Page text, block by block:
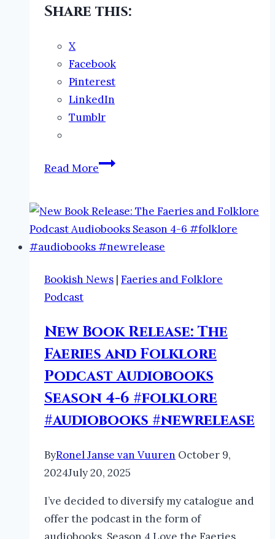
Share this:
X
Facebook
Pinterest
LinkedIn
Tumblr
Read MorePegasus:
of
the
Winged
Bookish News | Faeries and Folklore
Podcast
New Book Release: The
Faeries and Folklore
Podcast Audiobooks
Season 4-6 #folklore
#audiobooks #newrelease
ByRonel Janse van Vuuren October 9,
2024July 20, 2025
I’ve decided to diversify my catalogue and
offer the podcast in the form of